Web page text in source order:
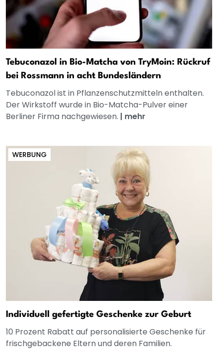
Tebuconazol in Bio-Matcha von TryMoin: Rückruf
bei Rossmann in acht Bundesländern
Tebuconazol ist in Pflanzenschutzmitteln enthalten.
Der Wirkstoff wurde in Bio-Matcha-Pulver einer
Berliner Firma nachgewiesen. | mehr
WERBUNG
Individuell gefertigte Geschenke zur Geburt
10 Prozent Rabatt auf personalisierte Geschenke für
frischgebackene Eltern und deren Familien.